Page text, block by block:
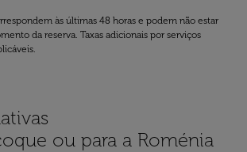
às últimas 48 horas e podem não estar
da reserva. Taxas adicionais por serviços
ou para a Roménia